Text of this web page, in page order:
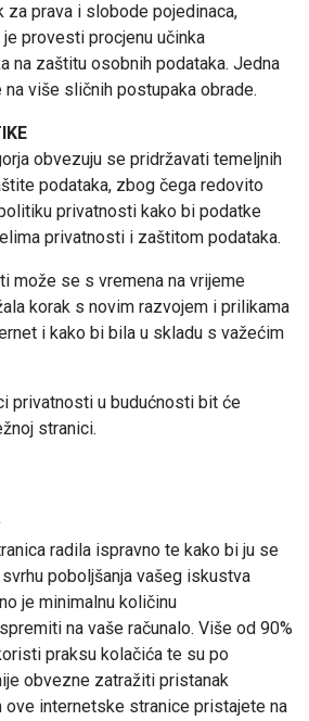
prava i slobode pojedinaca,
provesti procjenu učinka
na zaštitu osobnih podataka. Jedna
na više sličnih postupaka obrade.
obvezuju se pridržavati temeljnih
podataka, zbog čega redovito
privatnosti kako bi podatke
privatnosti i zaštitom podataka.
može se s vremena na vrijeme
korak s novim razvojem i prilikama
i kako bi bila u skladu s važećim
privatnosti u budućnosti bit će
stranici.
radila ispravno te kako bi ju se
poboljšanja vašeg iskustva
je minimalnu količinu
na vaše računalo. Više od 90%
praksu kolačića te su po
obvezne zatražiti pristanak
ove internetske stranice pristajete na